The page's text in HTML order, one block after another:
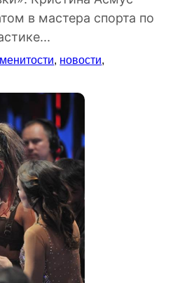
в мастера спорта по
, новости,